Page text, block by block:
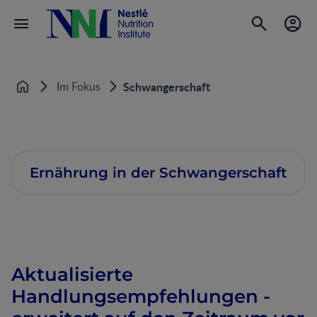
StartseiteIm Fokus Schwangerschaft
Ernährung in der Schwangerschaft
Aktualisierte
Handlungsempfehlungen -